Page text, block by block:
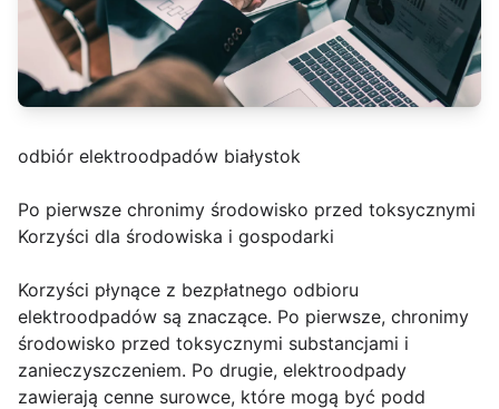
odbiór elektroodpadów białystok
Po pierwsze chronimy środowisko przed toksycznymi
Korzyści dla środowiska i gospodarki
Korzyści płynące z bezpłatnego odbioru
elektroodpadów są znaczące. Po pierwsze, chronimy
środowisko przed toksycznymi substancjami i
zanieczyszczeniem. Po drugie, elektroodpady
zawierają cenne surowce, które mogą być podd